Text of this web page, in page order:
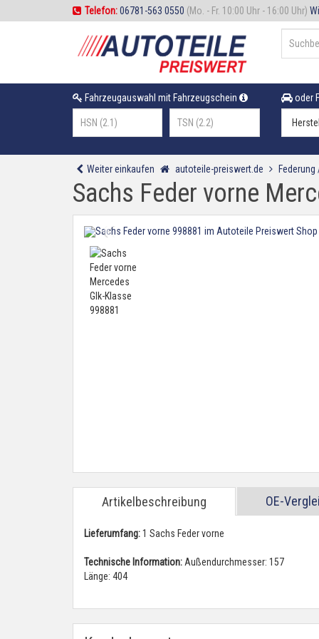
Telefon:06781-563 0550 (Mo. - Fr. 10:00 Uhr - 16:00 Uhr)
Fahrzeugauswahl mit Fahrzeugschein oder
Weiter einkaufen autoteile-preiswert.de
Sachs Feder vorne
Artikelbeschreibung OE-
Lieferumfang:1 Sachs Feder vorne
Technische Information: Außendurchmesser: 157
Länge: 404